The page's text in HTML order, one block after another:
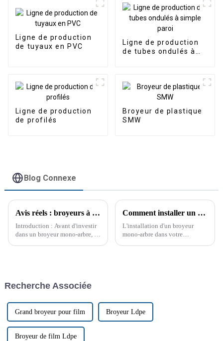
Ligne de production
de tuyaux en PVC
Ligne de production
de tubes ondulés à
Ligne de production
de profilés
Broyeur de plastique
SMW
Blog Connexe
Avis réels : broyeurs à arbre unique
Introduction : Avant d'investir
dans un broyeur mono-arbre, il
satisfaction générale.
Comment installer un broyeur à arbre unique
L'installation d'un broyeur
mono-arbre dans votre
Recherche Associée
Grand broyeur pour film Broyeur Ldpe
Broyeur de film Ldpe